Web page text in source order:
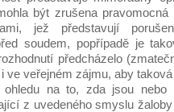
být zrušena pravomocná
jež představují
soudem, popřípadě je
předcházelo
ve veřejném zájmu, aby
ohledu na to, zda jsou nebo
z uvedeného smyslu